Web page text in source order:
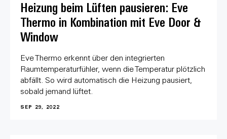
Heizung beim Lüften pausieren: Eve
Thermo in Kombination mit Eve Door &
Window
Eve Thermo erkennt über den integrierten
Raumtemperaturfühler, wenn die Temperatur plötzlich
abfällt. So wird automatisch die Heizung pausiert,
sobald jemand lüftet.
SEP 29, 2022